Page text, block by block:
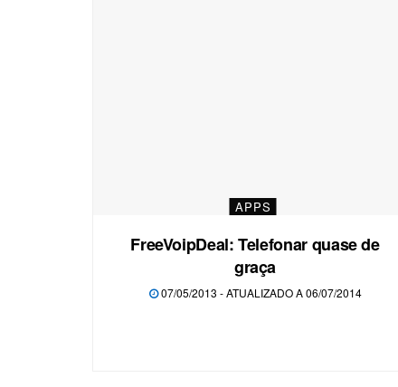
APPS
FreeVoipDeal: Telefonar quase de
graça
07/05/2013 - ATUALIZADO A 06/07/2014